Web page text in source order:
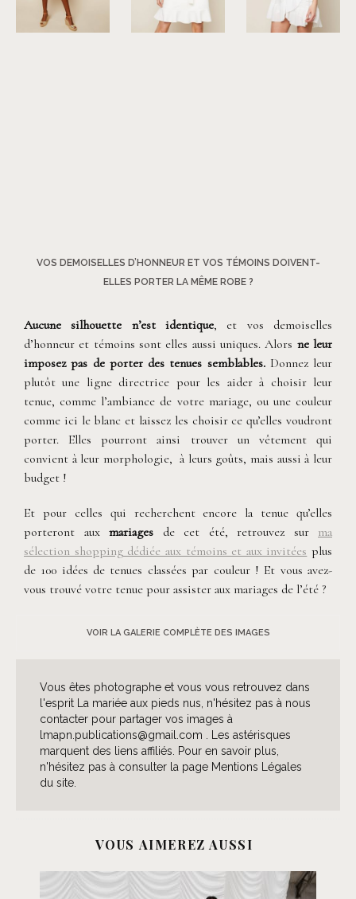
VOS DEMOISELLES D’HONNEUR ET VOS TÉMOINS DOIVENT-
ELLES PORTER LA MÊME ROBE ?
Aucune silhouette n’est identique, et vos demoiselles
d’honneur et témoins sont elles aussi uniques. Alors ne leur
imposez pas de porter des tenues semblables.Donnez leur
plutôt une ligne directrice pour les aider à choisir leur
tenue, comme l’ambiance de votre mariage, ou une couleur
comme ici le blanc et laissez les choisir ce qu’elles voudront
porter. Elles pourront ainsi trouver un vêtement qui
convient à leur morphologie, à leurs goûts, mais aussi à leur
budget !
Et pour celles qui recherchent encore la tenue qu’elles
porteront aux mariages de cet été, retrouvez sur ma
sélection shopping dédiée aux témoins et aux invitées plus
de 100 idées de tenues classées par couleur ! Et vous avez-
vous trouvé votre tenue pour assister aux mariages de l’été ?
VOIR LA GALERIE COMPLÈTE DES IMAGES
Vous êtes photographe et vous vous retrouvez dans
l'esprit La mariée aux pieds nus, n'hésitez pas à nous
contacter pour partager vos images à
lmapn.publications@gmail.com . Les astérisques
marquent des liens affiliés. Pour en savoir plus,
n'hésitez pas à consulter la page Mentions Légales
du site.
VOUS AIMEREZ AUSSI